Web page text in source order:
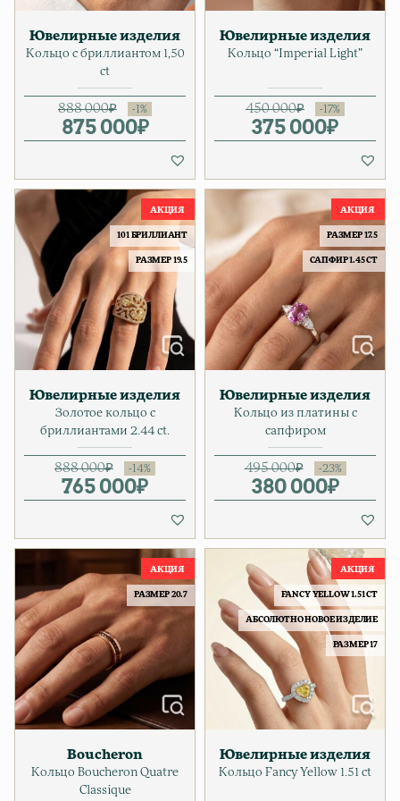
Ювелирные изделия
Кольцо с бриллиантом 1,50
ct
888 000₽
Первоначальная цена
875 000₽
Текущая цена: 875 000₽.
Ювелирные изделия
Кольцо “Imperial Light”
450 000₽
375 000₽
Текущая
101 БРИЛЛИАНТ
РАЗМЕР 19.5
Ювелирные изделия
Золотое кольцо с
бриллиантами 2.44 ct.
888 000₽
Первоначальная цена
765 000₽
Текущая цена: 765 000₽.
РАЗМЕР 17.5
САПФИР 1.45 CT
Ювелирные изделия
Кольцо из платины с
сапфиром
495 000₽
380 000₽
Текущая
РАЗМЕР 20.7
Boucheron
Кольцо Boucheron Quatre
Classique
FANCY YELLOW 1.51 CT
АБСОЛЮТНО НОВОЕ ИЗДЕЛИЕ
РАЗМЕР 17
Ювелирные изделия
Кольцо Fancy Yellow 1.51 ct